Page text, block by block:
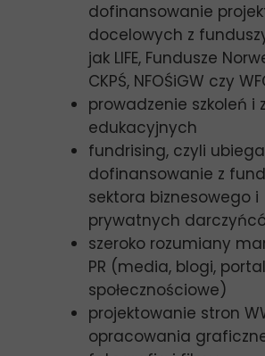
dofinansowanie
docelowych z
jak LIFE, Fundusze
CKPŚ, NFOŚiGW czy
prowadzenie szkoleń i
edukacyjnych
fundrising, czyli
dofinansowanie z
sektora biznesowego i
prywatnych
szeroko rozumiany
PR (media, blogi,
społecznościowe)
projektowanie stron
opracowania